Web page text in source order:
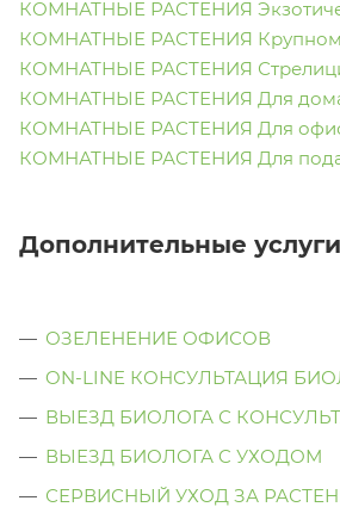
КОМНАТНЫЕ РАСТЕНИЯ
КОМНАТНЫЕ РАСТЕНИЯ
КОМНАТНЫЕ РАСТЕНИЯ
КОМНАТНЫЕ РАСТЕНИЯ Для
КОМНАТНЫЕ РАСТЕНИЯ Для
КОМНАТНЫЕ РАСТЕНИЯ Для
Дополнительные услуги
ОЗЕЛЕНЕНИЕ ОФИСОВ
ON-LINE КОНСУЛЬТАЦИЯ
ВЫЕЗД БИОЛОГА С
ВЫЕЗД БИОЛОГА C УХОДОМ
СЕРВИСНЫЙ УХОД ЗА